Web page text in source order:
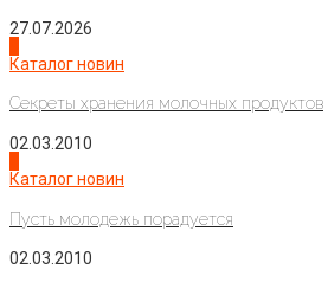
27.07.2026
Каталог новин
Секреты хранения молочных продуктов
02.03.2010
Каталог новин
Пусть молодежь порадуется
02.03.2010